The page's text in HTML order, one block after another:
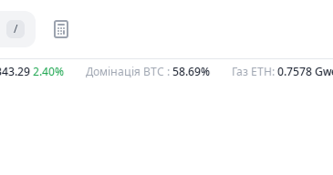
/
2.40% Домінація BTC: 58.69% Газ ETH:0.7578Gwei